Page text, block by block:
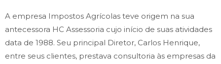
A empresa Impostos Agrícolas teve origem na sua
antecessora HC Assessoria cujo início de suas atividades
data de 1988. Seu principal Diretor, Carlos Henrique,
entre seus clientes, prestava consultoria às empresas da